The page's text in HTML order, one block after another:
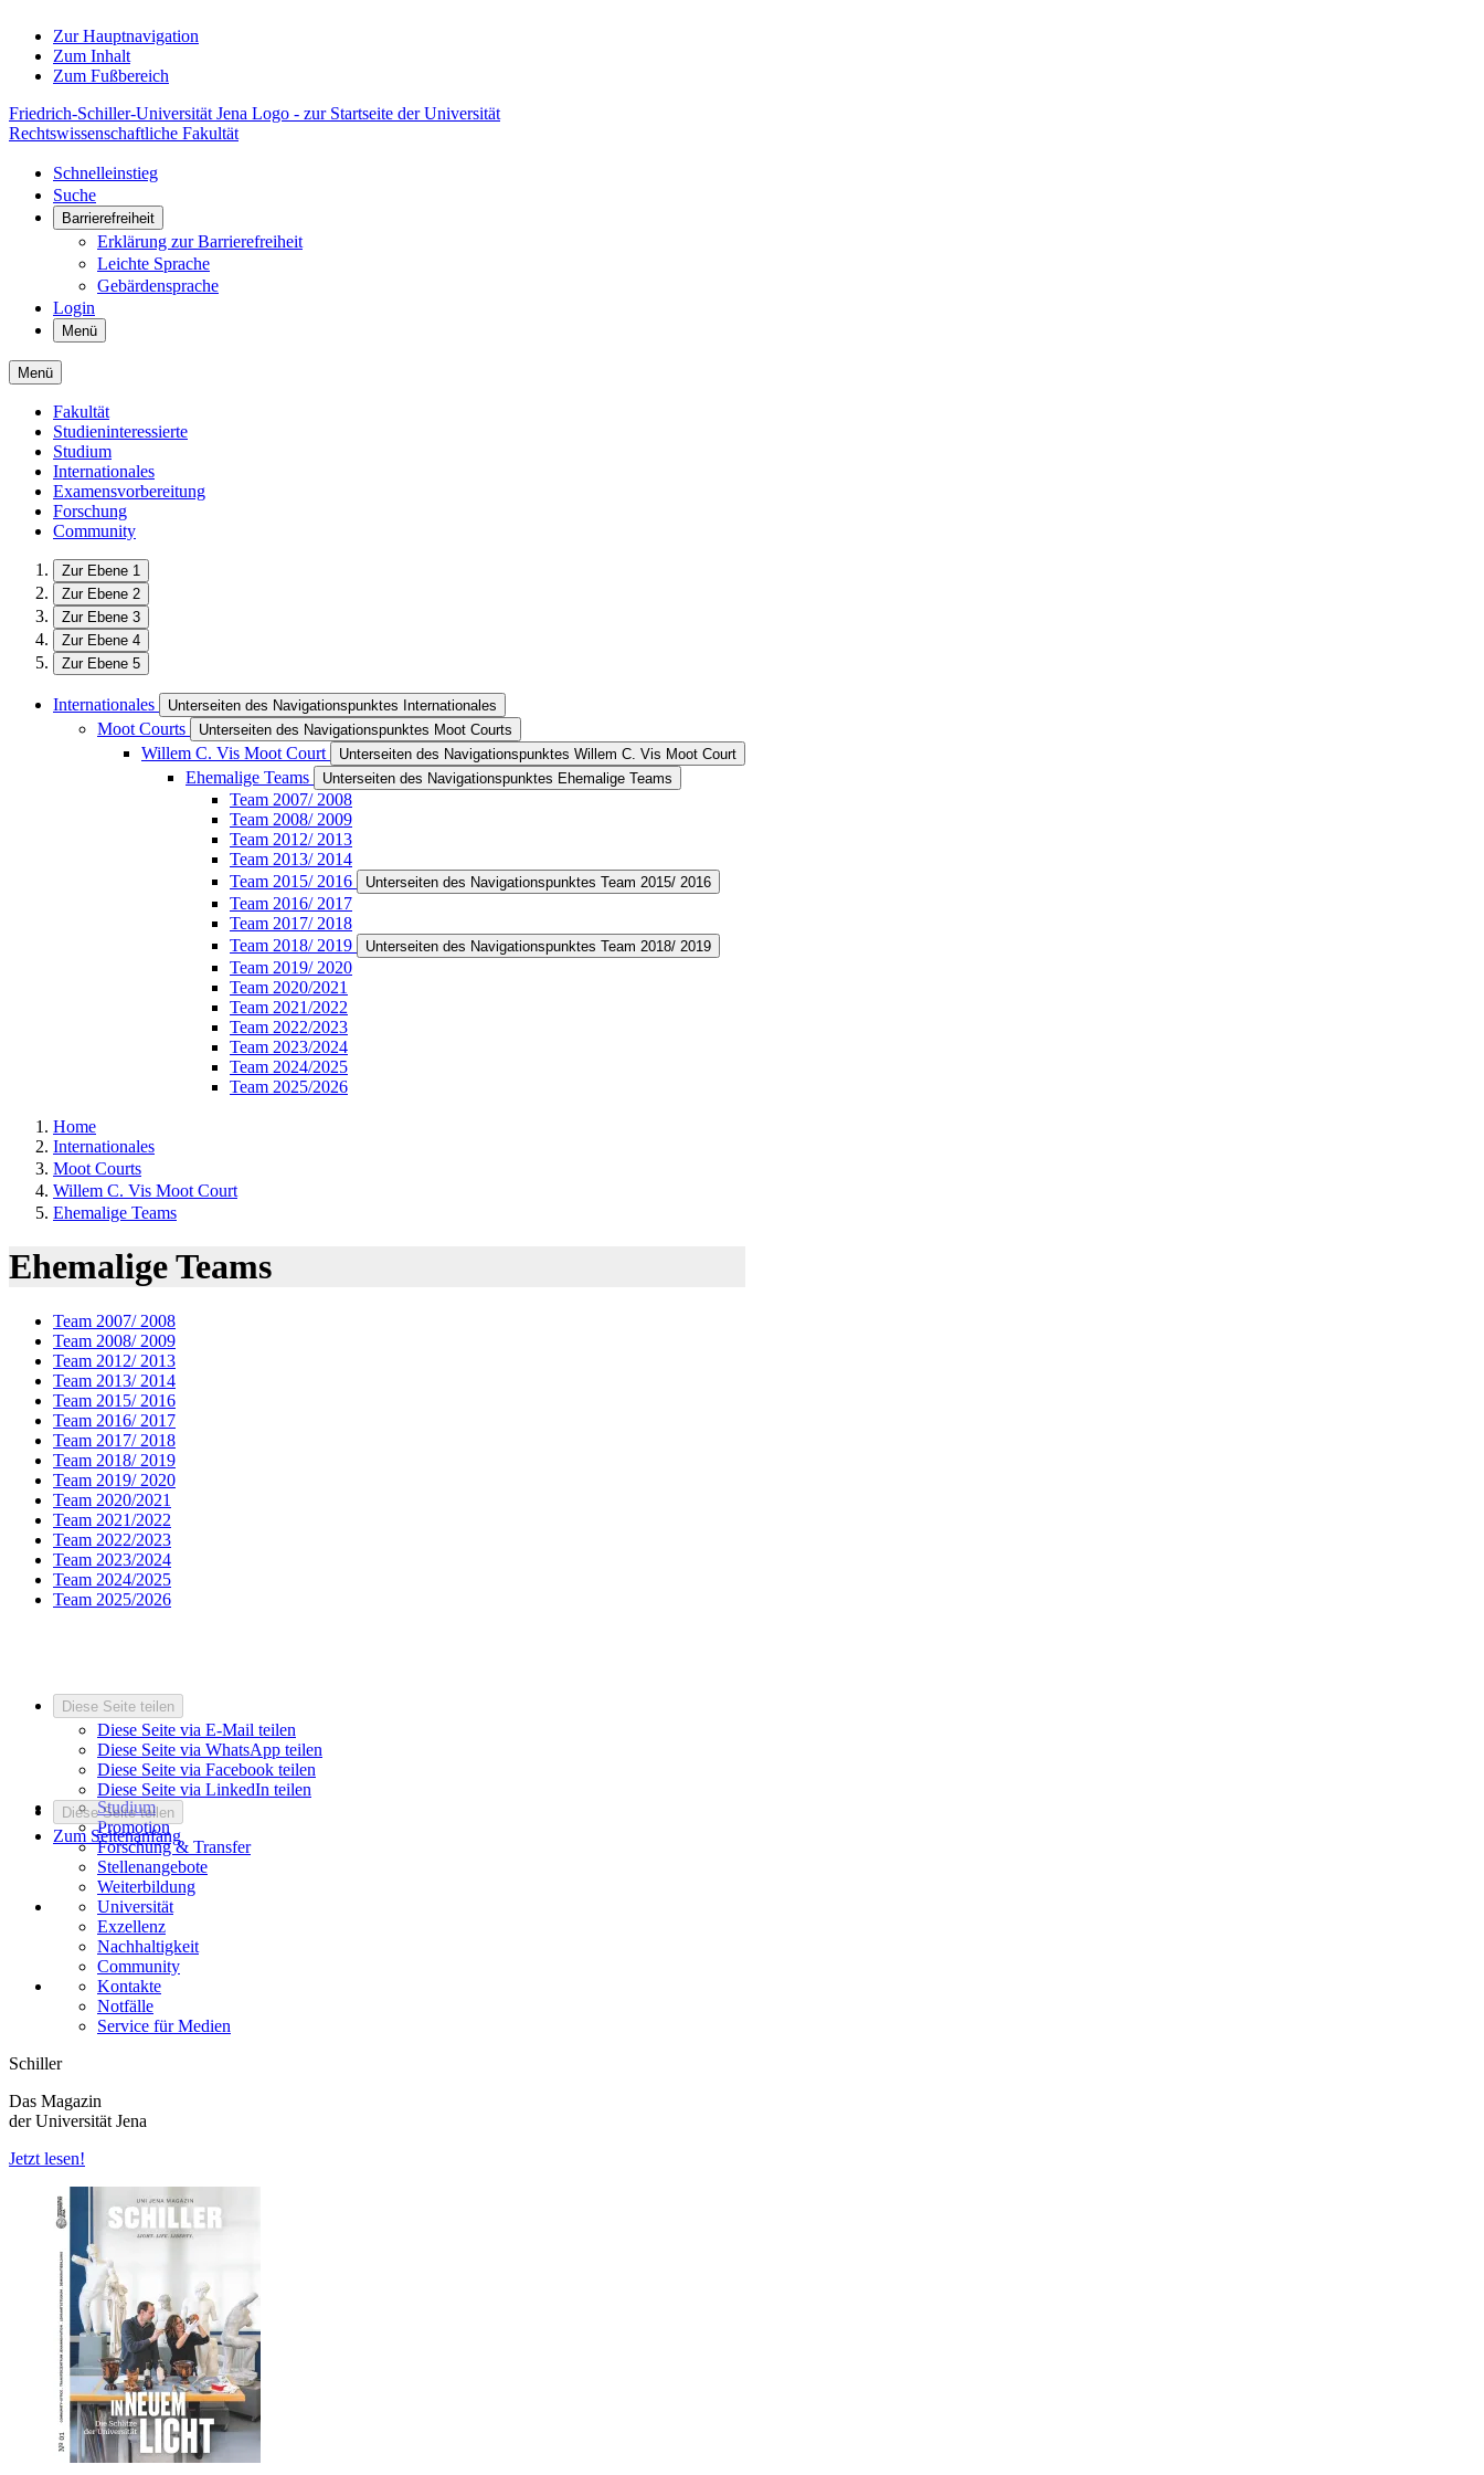
Zur Hauptnavigation
Zum Inhalt
Zum Fußbereich
Friedrich-Schiller-Universität Jena Logo - zur Startseite der Universität
Rechtswissenschaftliche Fakultät
Schnelleinstieg
Suche
Barrierefreiheit
Erklärung zur Barrierefreiheit
Leichte Sprache
Gebärdensprache
Login
Menü
Menü
Fakultät
Studieninteressierte
Studium
Internationales
Examensvorbereitung
Forschung
Community
Zur Ebene 1
Zur Ebene 2
Zur Ebene 3
Zur Ebene 4
Zur Ebene 5
Internationales Unterseiten des Navigationspunktes Internationales
Moot Courts Unterseiten des Navigationspunktes Moot Courts
Willem C. Vis Moot Court Unterseiten des Navigationspunktes Willem C. Vis Moot Court
Ehemalige Teams Unterseiten des Navigationspunktes Ehemalige Teams
Team 2007/ 2008
Team 2008/ 2009
Team 2012/ 2013
Team 2013/ 2014
Team 2015/ 2016
Unterseiten des Navigationspunktes Team 2015/ 2016
Team 2016/ 2017
Team 2017/ 2018
Team 2018/ 2019
Unterseiten des Navigationspunktes Team 2018/ 2019
Team 2019/ 2020
Team 2020/2021
Team 2021/2022
Team 2022/2023
Team 2023/2024
Team 2024/2025
Team 2025/2026
Home
Internationales
Moot Courts
Willem C. Vis Moot Court
Ehemalige Teams
Ehemalige Teams
Team 2007/ 2008
Team 2008/ 2009
Team 2012/ 2013
Team 2013/ 2014
Team 2015/ 2016
Team 2016/ 2017
Team 2017/ 2018
Team 2018/ 2019
Team 2019/ 2020
Team 2020/2021
Team 2021/2022
Team 2022/2023
Team 2023/2024
Team 2024/2025
Team 2025/2026
Diese Seite teilen
Diese Seite via E-Mail teilen
Diese Seite via WhatsApp teilen
Diese Seite via Facebook teilen
Diese Seite via LinkedIn teilen
Diese Seite teilen
Zum Seitenanfang
Studium
Promotion
Forschung & Transfer
Stellenangebote
Weiterbildung
Universität
Exzellenz
Nachhaltigkeit
Community
Kontakte
Notfälle
Service für Medien
Schiller
Das Magazin
der Universität Jena
Jetzt lesen!